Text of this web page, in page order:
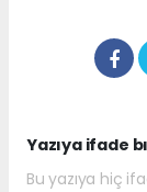
Yazıya ifade
Bu yazıya hiç